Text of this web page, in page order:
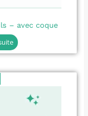
– avec coque